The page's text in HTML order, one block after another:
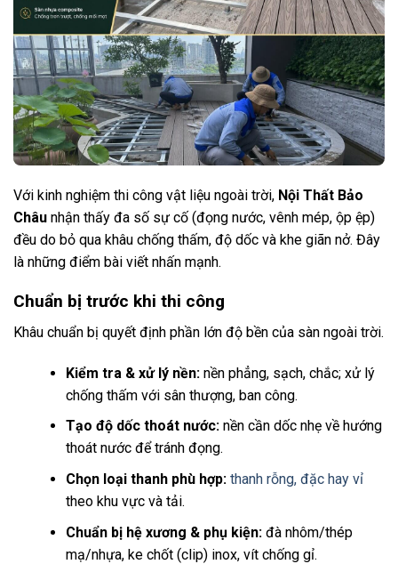
Với kinh nghiệm thi công vật liệu ngoài trời, Nội Thất Bảo
Châu nhận thấy đa số sự cố (đọng nước, vênh mép, ộp ệp)
đều do bỏ qua khâu chống thấm, độ dốc và khe giãn nở. Đây
là những điểm bài viết nhấn mạnh.
Chuẩn bị trước khi thi công
Khâu chuẩn bị quyết định phần lớn độ bền của sàn ngoài trời.
Kiểm tra & xử lý nền:nền phẳng, sạch, chắc; xử lý
chống thấm với sân thượng, ban công.
Tạo độ dốc thoát nước:nền cần dốc nhẹ về hướng
thoát nước để tránh đọng.
Chọn loại thanh phù hợp: thanh rỗng, đặc hay vỉ
theo khu vực và tải.
Chuẩn bị hệ xương & phụ kiện:đà nhôm/thép
mạ/nhựa, ke chốt (clip) inox, vít chống gỉ.